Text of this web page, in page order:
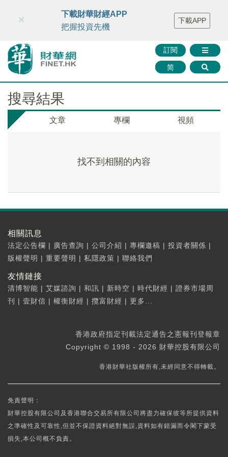
財華智庫網 FINTV FINMETA 財華證券 媒體矩陣
智庫沙龍
聯絡我們
訂閱
简
×
下載財華財經APP
把握投資先機
下載APP
搜尋結果
文章 專欄 視頻
找不到相關的內容
相關訊息
法定公告欄 | 廣告查詢 | 公司介紹 | 專欄邀稿 | 投資者關係 |
版權聲明 | 重要聲明 | 私隱政策 | 聯絡我們
友情鏈接
清博智能 | 艾媒諮詢 | 和訊 | 新時空 | 時代財經 | 證券市場周
刊
| 壹財信 | 權衡財經 | 攬富財經 | 更多...
香港政府指定刊載法定通告之憲報刊登報章
Copyright © 1998 - 2026 財華控股有限公司
香港財華社版權所有,未經同意不得轉載。
免責聲明：
財華控股有限公司及香港聯合交易所有限公司將盡力確保彼等所提供資料
之準確性及可靠性,但並不保證資料絕對無誤,資料如有錯漏而令閣下蒙受
損失,本公司概不負責。